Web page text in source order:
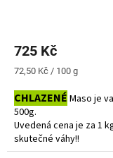
725 Kč
Měrná
72,50 Kč / 100 g
CHLAZENÉ Maso je
500g.
Uvedená cena je za 1
skutečné váhy!!
Do košíku vkládejte